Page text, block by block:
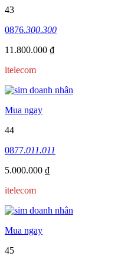
43
0876.300.300
11.800.000 ₫
itelecom
Mua ngay
44
0877.011.011
5.000.000 ₫
itelecom
Mua ngay
45